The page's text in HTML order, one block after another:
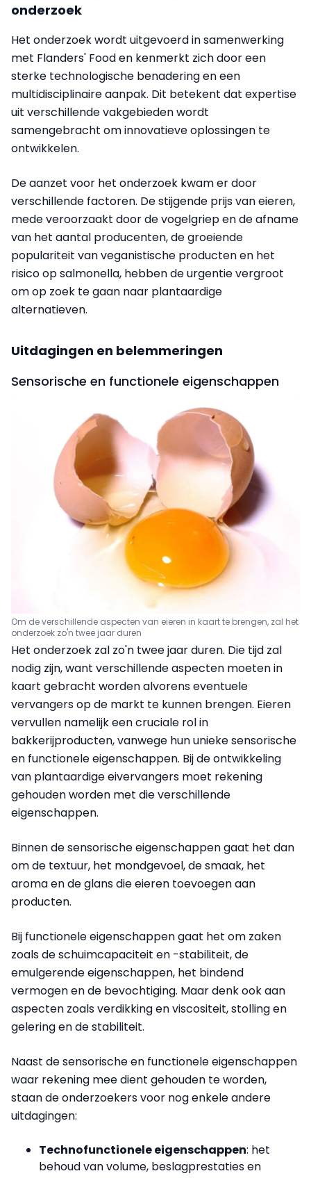
onderzoek
Het onderzoek wordt uitgevoerd in samenwerking
met Flanders' Food en kenmerkt zich door een
sterke technologische benadering en een
multidisciplinaire aanpak. Dit betekent dat expertise
uit verschillende vakgebieden wordt
samengebracht om innovatieve oplossingen te
ontwikkelen.
De aanzet voor het onderzoek kwam er door
verschillende factoren. De stijgende prijs van eieren,
mede veroorzaakt door de vogelgriep en de afname
van het aantal producenten, de groeiende
populariteit van veganistische producten en het
risico op salmonella, hebben de urgentie vergroot
om op zoek te gaan naar plantaardige
alternatieven.
Uitdagingen en belemmeringen
Sensorische en functionele eigenschappen
Om de verschillende aspecten van eieren in kaart te brengen, zal het
onderzoek zo'n twee jaar duren
Het onderzoek zal zo'n twee jaar duren. Die tijd zal
nodig zijn, want verschillende aspecten moeten in
kaart gebracht worden alvorens eventuele
vervangers op de markt te kunnen brengen. Eieren
vervullen namelijk een cruciale rol in
bakkerijproducten, vanwege hun unieke sensorische
en functionele eigenschappen. Bij de ontwikkeling
van plantaardige eivervangers moet rekening
gehouden worden met die verschillende
eigenschappen.
Binnen de sensorische eigenschappen gaat het dan
om de textuur, het mondgevoel, de smaak, het
aroma en de glans die eieren toevoegen aan
producten.
Bij functionele eigenschappen gaat het om zaken
zoals de schuimcapaciteit en -stabiliteit, de
emulgerende eigenschappen, het bindend
vermogen en de bevochtiging. Maar denk ook aan
aspecten zoals verdikking en viscositeit, stolling en
gelering en de stabiliteit.
Naast de sensorische en functionele eigenschappen
waar rekening mee dient gehouden te worden,
staan de onderzoekers voor nog enkele andere
uitdagingen:
Technofunctionele eigenschappen: het
behoud van volume, beslagprestaties en